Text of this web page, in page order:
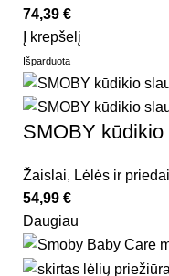
74,39 €
Į krepšelį
Išparduota
SMOBY
Žaislai, Lėlės ir priedai
54,99 €
Daugiau